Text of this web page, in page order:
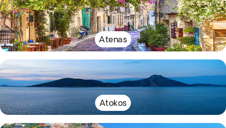
Atenas
Atokos